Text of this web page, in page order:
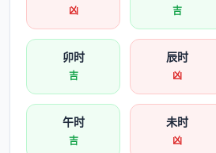
凶 吉
卯时
吉
辰时
凶
午时
吉
未时
凶